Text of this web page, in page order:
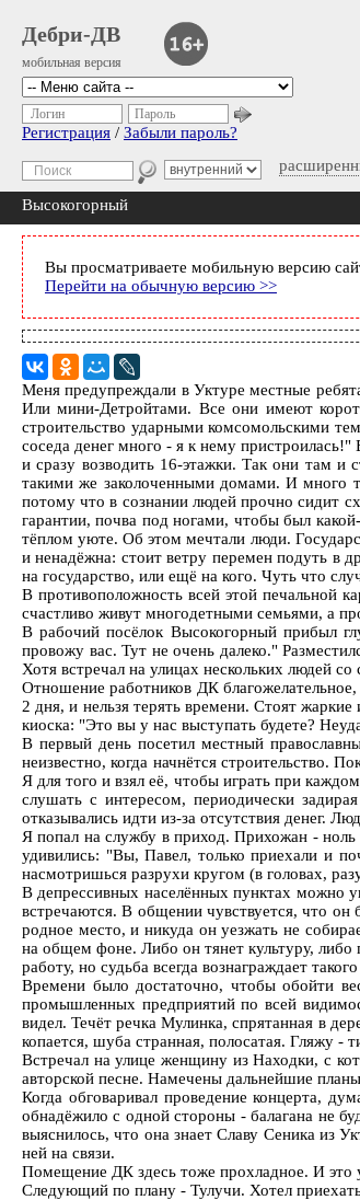
Дебри-ДВ
мобильная версия
Логин Пароль
Регистрация / Забыли пароль?
Высокогорный
Вы просматриваете мобильную версию
Перейти на обычную версию >>
Меня предупреждали в Уктуре местные
Или мини-Детройтами. Все они имеют
строительство ударными комсомольскими
соседа денег много - я к нему
и сразу возводить 16-этажки. Так они там
такими же заколоченными домами. И много
потому что в сознании людей прочно сидит
гарантии, почва под ногами, чтобы был
тёплом уюте. Об этом мечтали люди.
и ненадёжна: стоит ветру перемен подуть в
на государство, или ещё на кого. Чуть что
В противоположность всей этой печальной
счастливо живут многодетными семьями, а
В рабочий посёлок Высокогорный прибыл
провожу вас. Тут не очень далеко."
Хотя встречал на улицах нескольких людей
Отношение работников ДК
2 дня, и нельзя терять времени. Стоят
киоска: "Это вы у нас выступать будете?
В первый день посетил местный
неизвестно, когда начнётся строительство.
Я для того и взял её, чтобы играть при
слушать с интересом, периодически
отказывались идти из-за отсутствия денег.
Я попал на службу в приход. Прихожан -
удивились: "Вы, Павел, только приехали и
насмотришься разрухи кругом (в головах,
В депрессивных населённых пунктах можно
встречаются. В общении чувствуется, что он
родное место, и никуда он уезжать не
на общем фоне. Либо он тянет культуру,
работу, но судьба всегда вознаграждает
Времени было достаточно, чтобы обойти
промышленных предприятий по всей
видел. Течёт речка Мулинка, спрятанная в
копается, шуба странная, полосатая. Гляжу
Встречал на улице женщину из Находки, с
авторской песне. Намечены дальнейшие
Когда обговаривал проведение концерта,
обнадёжило с одной стороны - балагана не
выяснилось, что она знает Славу Сеника из
ней на связи.
Помещение ДК здесь тоже прохладное. И это
Следующий по плану - Тулучи. Хотел